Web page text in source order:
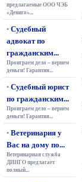
предлагаемые ООО ЧЭБ
«Дениго»...
•Судебный
адвокат по
гражданским...
Проиграем дело – вернем
деньги! Гарантия...
•Судебный юрист
по гражданским...
Проиграем дело – вернем
деньги! Гарантия...
•Ветеринария у
Вас на дому по...
Ветеринарная служба
ДИНГО предлагает
полный...